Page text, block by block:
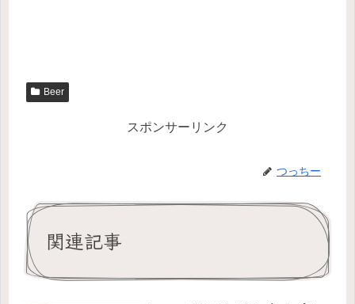
Beer
スポンサーリンク
つっちー
関連記事